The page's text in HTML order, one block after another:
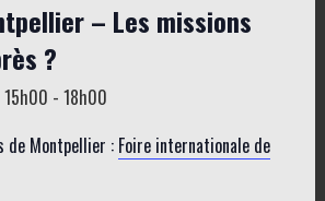
– Les missions
?
- 18h00
de Montpellier : Foire internationale de